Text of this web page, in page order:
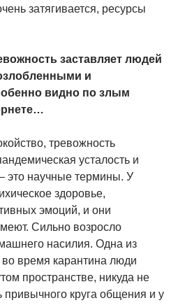
затягивается, ресурсы
заставляет людей
и
видно по злым
тревожность
усталость и
это научные термины. У
здоровье,
эмоций, и они
Сильно возросло
насилия. Одна из
во время карантина люди
пространстве, никуда не
круга общения и у